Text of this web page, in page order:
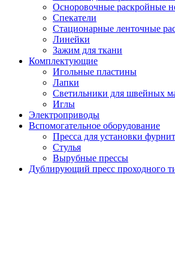
Осноровочные раскройные
Спекатели
Стационарные ленточные
Линейки
Зажим для ткани
Комплектующие
Игольные пластины
Лапки
Светильники для швейных
Иглы
Электроприводы
Вспомогательное оборудование
Пресса для установки
Стулья
Вырубные прессы
Дублирующий пресс проходного